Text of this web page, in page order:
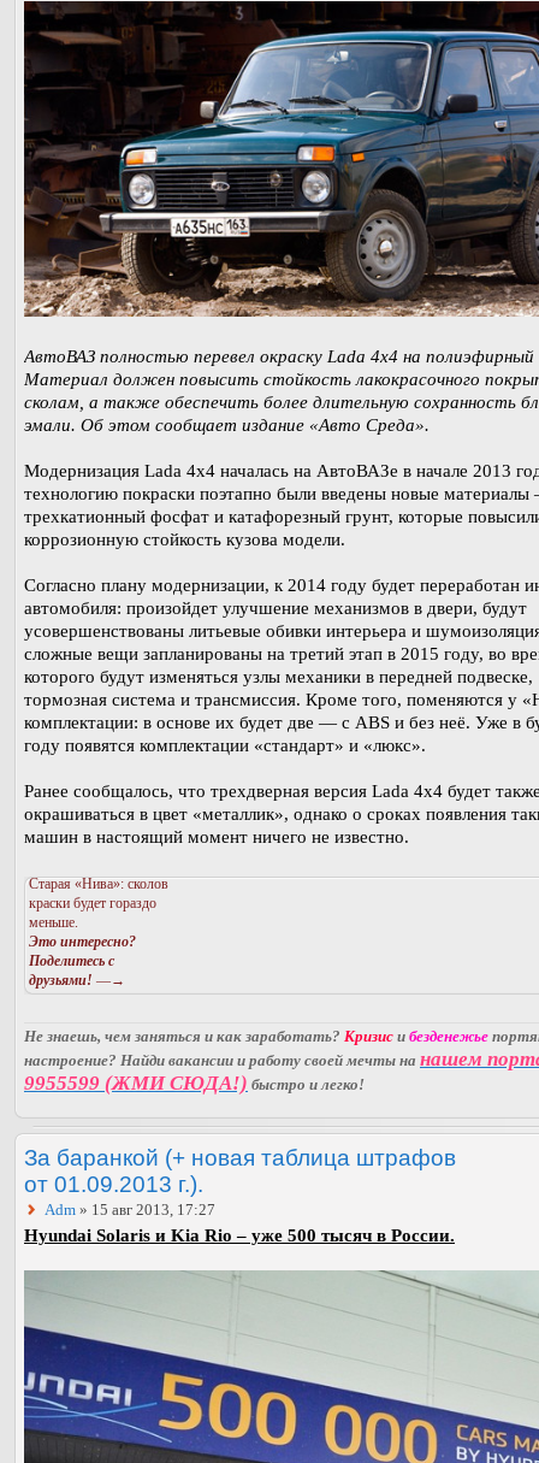
АвтоВАЗ полностью перевел окраску Lada 4x4 на полиэфирный
Материал должен повысить стойкость лакокрасочного
сколам, а также обеспечить более длительную сохранность
эмали. Об этом сообщает издание «Авто Среда».
Модернизация Lada 4x4 началась на АвтоВАЗе в начале 2013
технологию покраски поэтапно были введены новые
трехкатионный фосфат и катафорезный грунт, которые
коррозионную стойкость кузова модели.
Согласно плану модернизации, к 2014 году будет переработан
автомобиля: произойдет улучшение механизмов в двери, будут
усовершенствованы литьевые обивки интерьера и
сложные вещи запланированы на третий этап в 2015 году, во
которого будут изменяться узлы механики в передней подвеске,
тормозная система и трансмиссия. Кроме того, поменяются у
комплектации: в основе их будет две — с ABS и без неё. Уже в
году появятся комплектации «стандарт» и «люкс».
Ранее сообщалось, что трехдверная версия Lada 4x4 будет
окрашиваться в цвет «металлик», однако о сроках появления
машин в настоящий момент ничего не известно.
Старая «Нива»: сколов
краски будет гораздо
меньше.
Это интересно?
Поделитесь с
друзьями! —→
Не знаешь, чем заняться и как заработать? Кризис и безденежье
настроение? Найди вакансии и работу своей мечты на нашем
9955599 (ЖМИ СЮДА!) быстро и легко!
За баранкой (+ новая таблица штрафов
от 01.09.2013 г.).
Adm » 15 авг 2013, 17:27
Hyundai Solaris и Kia Rio – уже 500 тысяч в России.